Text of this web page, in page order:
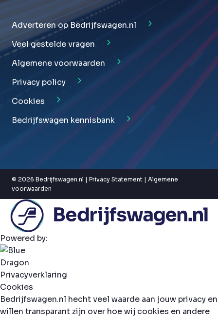
Adverteren op Bedrijfswagen.nl
Veel gestelde vragen
Algemene voorwaarden
Privacy policy
Cookies
Bedrijfswagen kennisbank
© 2026 Bedrijfswagen.nl | Privacy Statement | Algemene
voorwaarden
Powered by:
Privacyverklaring
Cookies
Bedrijfswagen.nl hecht veel waarde aan jouw privacy en
willen transparant zijn over hoe wij cookies en andere